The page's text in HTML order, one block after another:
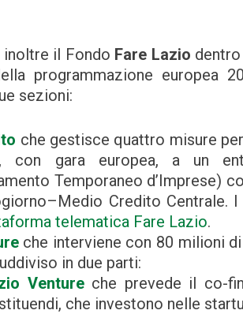
il Fondo Fare Lazio
programmazione europea
sezioni:
che gestisce quattro misure
con gara europea, a un
Temporaneo d’Imprese)
Credito Centrale.
telematica Fare Lazio.
che interviene con 80 milioni
in due parti:
Ventureche prevede il co-
che investono nelle